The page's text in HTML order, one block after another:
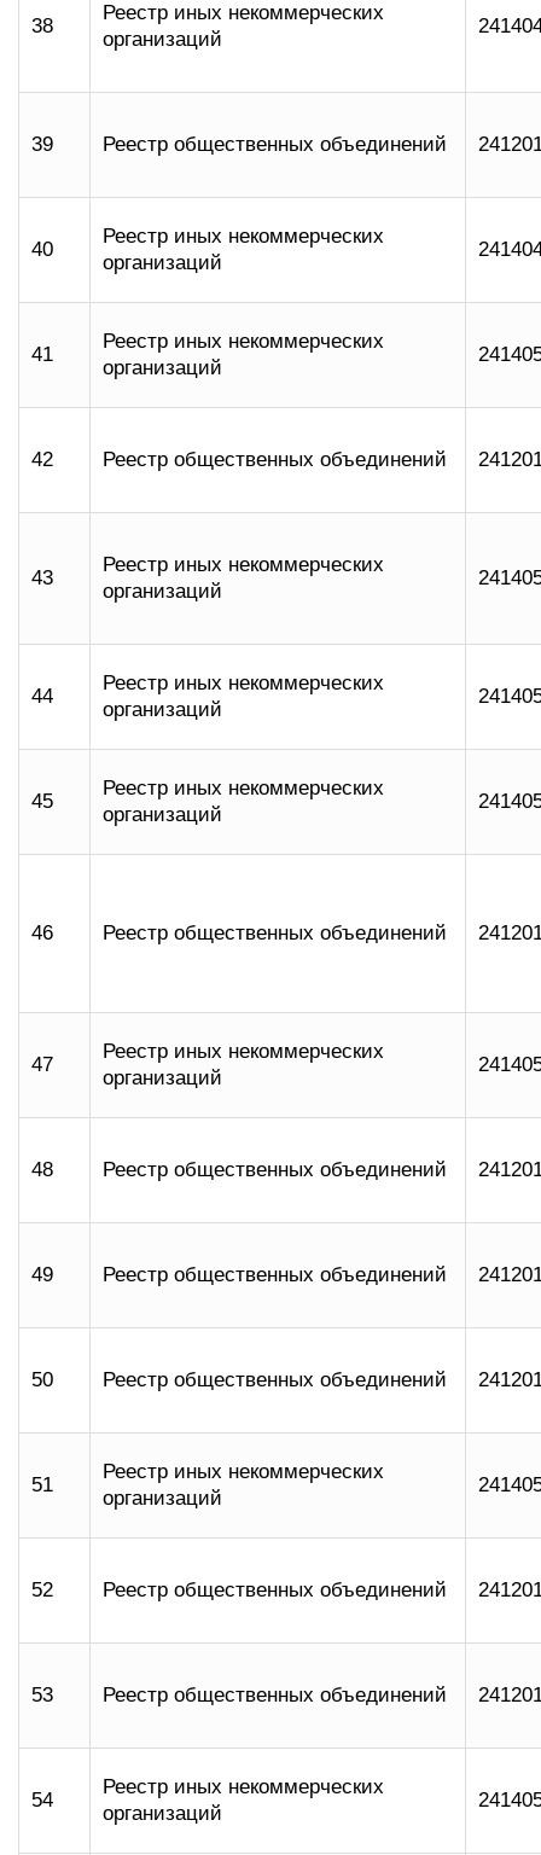
38
Реестр иных некоммерческих
организаций
39 Реестр общественных объединений
40
Реестр иных некоммерческих
организаций
41
Реестр иных некоммерческих
организаций
42 Реестр общественных объединений
43
Реестр иных некоммерческих
организаций
44
Реестр иных некоммерческих
организаций
45
Реестр иных некоммерческих
организаций
46 Реестр общественных объединений
47
Реестр иных некоммерческих
организаций
48 Реестр общественных объединений
49 Реестр общественных объединений
50 Реестр общественных объединений
51
Реестр иных некоммерческих
организаций
52 Реестр общественных объединений
53 Реестр общественных объединений
54
Реестр иных некоммерческих
организаций